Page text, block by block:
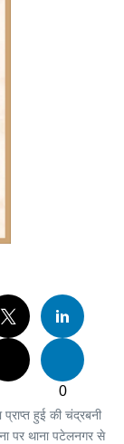
0
हुई की चंद्रबनी
पर थाना पटेलनगर से